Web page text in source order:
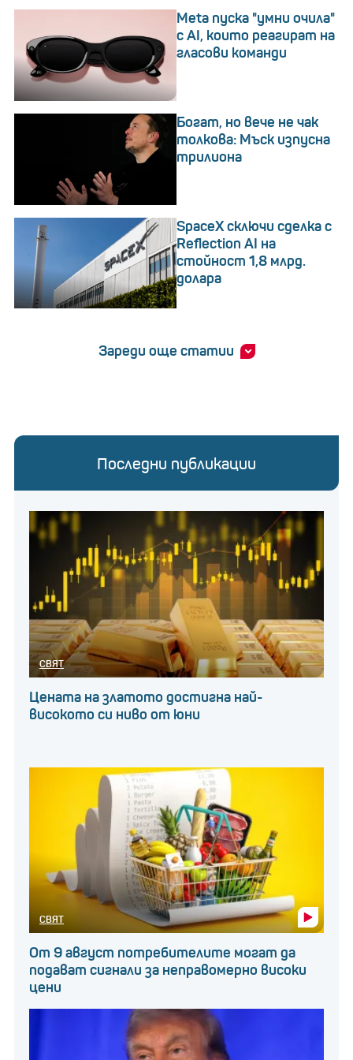
Meta пуска "умни очила"
с AI, които реагират на
гласови команди
Богат, но вече не чак
толкова: Мъск изпусна
трилиона
SpaceX сключи сделка с
Reflection AI на
стойност 1,8 млрд.
долара
Зареди още статии
Последни публикации
СВЯТ
Цената на златото достигна най-
високото си ниво от юни
СВЯТ
От 9 август потребителите могат да
подават сигнали за неправомерно високи
цени